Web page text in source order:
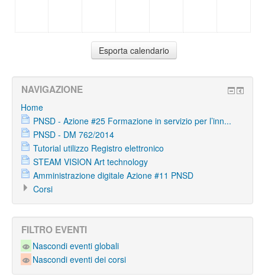
NAVIGAZIONE
Home
PNSD - Azione #25 Formazione in servizio per l’inn...
PNSD - DM 762/2014
Tutorial utilizzo Registro elettronico
STEAM VISION Art technology
Amministrazione digitale Azione #11 PNSD
Corsi
FILTRO EVENTI
Nascondi eventi globali
Nascondi eventi dei corsi